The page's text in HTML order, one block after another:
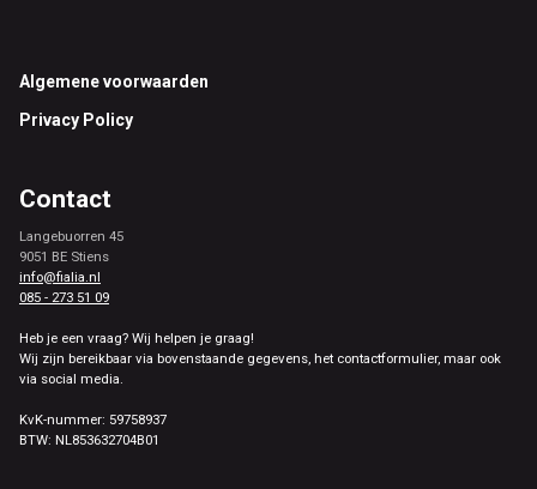
Footer
Algemene voorwaarden
Privacy Policy
Contact
Langebuorren 45
9051 BE Stiens
info@fialia.nl
085 - 273 51 09
Heb je een vraag? Wij helpen je graag!
Wij zijn bereikbaar via bovenstaande gegevens, het contactformulier, maar ook
via social media.
KvK-nummer: 59758937
BTW: NL853632704B01